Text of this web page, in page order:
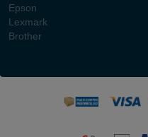
Epson
Lexmark
Brother